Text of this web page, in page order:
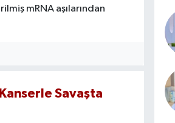
mRNA aşılarından
Savaşta